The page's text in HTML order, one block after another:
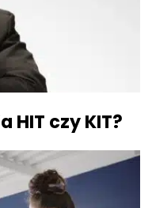
HIT czy KIT?